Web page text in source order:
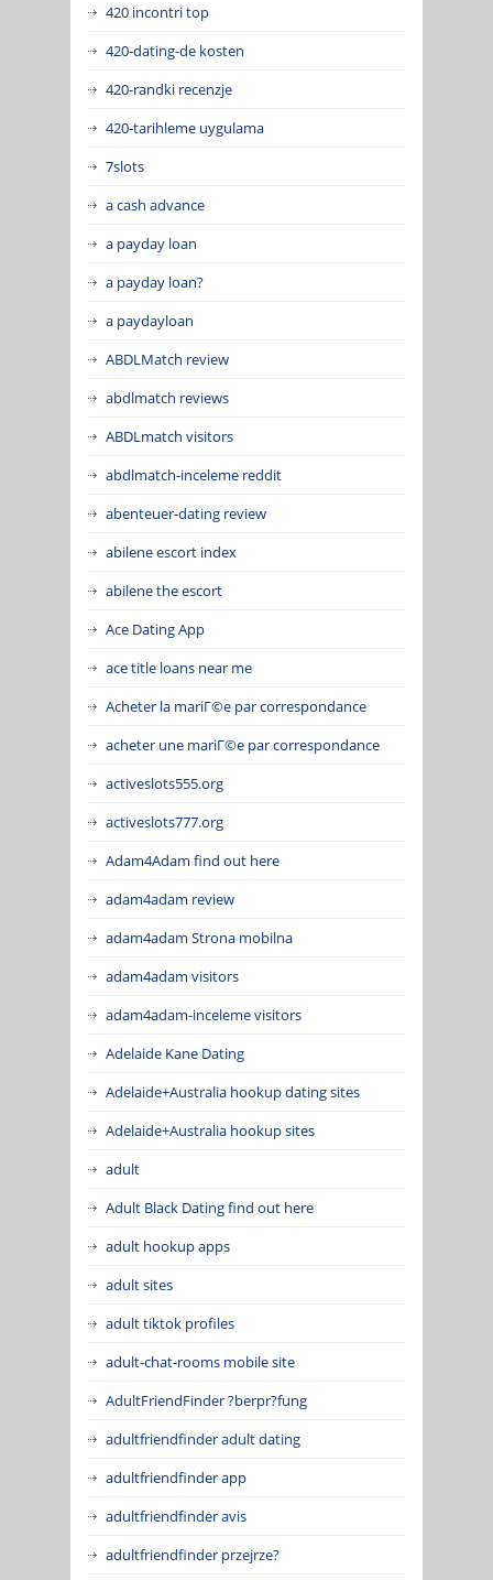
420 incontri top
420-dating-de kosten
420-randki recenzje
420-tarihleme uygulama
7slots
a cash advance
a payday loan
a payday loan?
a paydayloan
ABDLMatch review
abdlmatch reviews
ABDLmatch visitors
abdlmatch-inceleme reddit
abenteuer-dating review
abilene escort index
abilene the escort
Ace Dating App
ace title loans near me
Acheter la mariГ©e par correspondance
acheter une mariГ©e par correspondance
activeslots555.org
activeslots777.org
Adam4Adam find out here
adam4adam review
adam4adam Strona mobilna
adam4adam visitors
adam4adam-inceleme visitors
Adelaide Kane Dating
Adelaide+Australia hookup dating sites
Adelaide+Australia hookup sites
adult
Adult Black Dating find out here
adult hookup apps
adult sites
adult tiktok profiles
adult-chat-rooms mobile site
AdultFriendFinder ?berpr?fung
adultfriendfinder adult dating
adultfriendfinder app
adultfriendfinder avis
adultfriendfinder przejrze?